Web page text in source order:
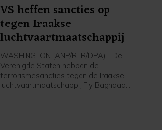
VS heffen sancties op
tegen Iraakse
luchtvaartmaatschappij
WASHINGTON (ANP/RTR/DPA) - De
Verenigde Staten hebben de
terrorismesancties tegen de Iraakse
luchtvaartmaatschappij Fly Baghdad